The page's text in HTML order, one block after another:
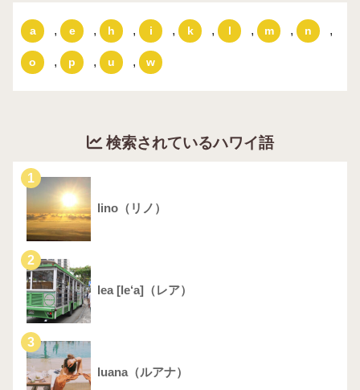
a , e , h , i , k , l , m , n ,
o , p , u , w
検索されているハワイ語
1
lino（リノ）
2
lea [le‘a]（レア）
3
luana（ルアナ）